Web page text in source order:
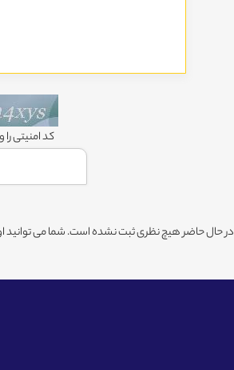
کد امنیتی را
در حال حاضر هیچ نظری ثبت نشده است. شما می توانید